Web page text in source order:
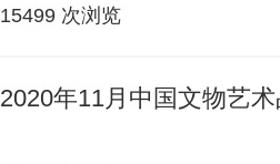
15499 次浏览
2020年11月中国文物艺